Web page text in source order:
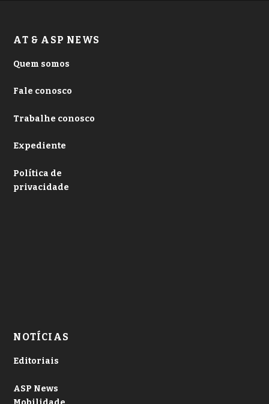
AT & ASP NEWS
Quem somos
Fale conosco
Trabalhe conosco
Expediente
Política de
privacidade
NOTÍCIAS
Editoriais
ASP News